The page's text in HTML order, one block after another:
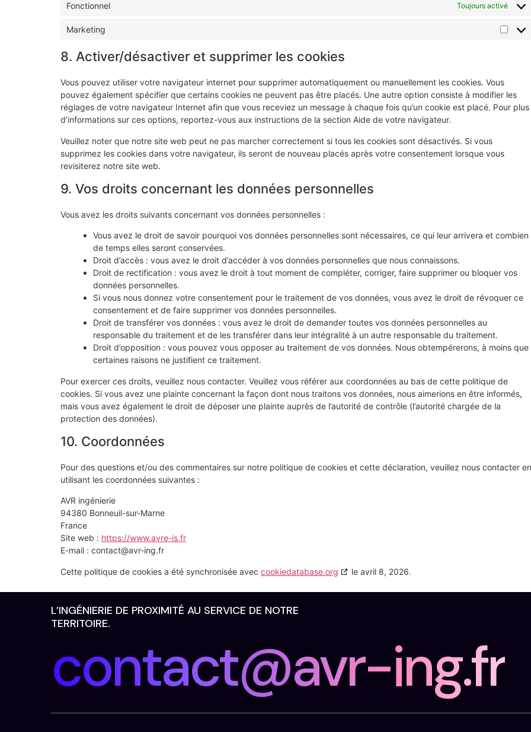
Fonctionnel Toujours activé
Marketing
8. Activer/désactiver et supprimer les cookies
Vous pouvez utiliser votre navigateur internet pour supprimer automatiquement ou manuellement les cookies. Vous
pouvez également spécifier que certains cookies ne peuvent pas être placés. Une autre option consiste à modifier les
réglages de votre navigateur Internet afin que vous receviez un message à chaque fois qu’un cookie est placé. Pour plus
d’informations sur ces options, reportez-vous aux instructions de la section Aide de votre navigateur.
Veuillez noter que notre site web peut ne pas marcher correctement si tous les cookies sont désactivés. Si vous
supprimez les cookies dans votre navigateur, ils seront de nouveau placés après votre consentement lorsque vous
revisiterez notre site web.
9. Vos droits concernant les données personnelles
Vous avez les droits suivants concernant vos données personnelles :
Vous avez le droit de savoir pourquoi vos données personnelles sont nécessaires, ce qui leur arrivera et combien
de temps elles seront conservées.
Droit d’accès : vous avez le droit d’accéder à vos données personnelles que nous connaissons.
Droit de rectification : vous avez le droit à tout moment de compléter, corriger, faire supprimer ou bloquer vos
données personnelles.
Si vous nous donnez votre consentement pour le traitement de vos données, vous avez le droit de révoquer ce
consentement et de faire supprimer vos données personnelles.
Droit de transférer vos données : vous avez le droit de demander toutes vos données personnelles au
responsable du traitement et de les transférer dans leur intégralité à un autre responsable du traitement.
Droit d’opposition : vous pouvez vous opposer au traitement de vos données. Nous obtempérerons, à moins que
certaines raisons ne justifient ce traitement.
Pour exercer ces droits, veuillez nous contacter. Veuillez vous référer aux coordonnées au bas de cette politique de
cookies. Si vous avez une plainte concernant la façon dont nous traitons vos données, nous aimerions en être informés,
mais vous avez également le droit de déposer une plainte auprès de l’autorité de contrôle (l’autorité chargée de la
protection des données).
10. Coordonnées
Pour des questions et/ou des commentaires sur notre politique de cookies et cette déclaration, veuillez nous contacter en
utilisant les coordonnées suivantes :
AVR ingénierie
94380 Bonneuil-sur-Marne
France
Site web : https://www.avre-is.fr
E-mail : contact@avr-ing.fr
Cette politique de cookies a été synchronisée avec cookiedatabase.org le avril 8, 2026.
L’INGÉNIERIE DE PROXIMITÉ AU SERVICE DE NOTRE
TERRITOIRE.
contact@avr-ing.fr